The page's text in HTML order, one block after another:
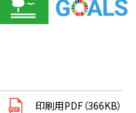
印刷用PDF（366KB）